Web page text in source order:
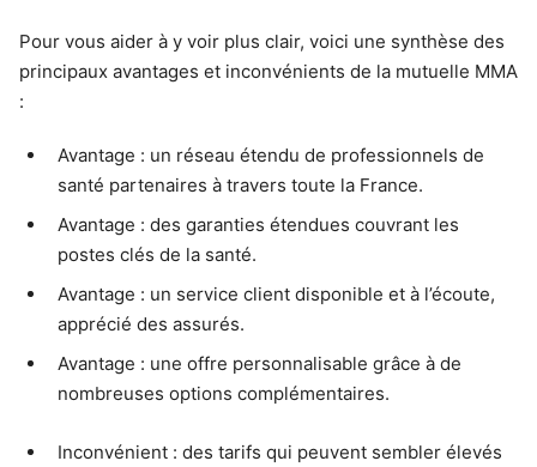
Pour vous aider à y voir plus clair, voici une synthèse des
principaux avantages et inconvénients de la mutuelle MMA
:
Avantage : un réseau étendu de professionnels de
santé partenaires à travers toute la France.
Avantage : des garanties étendues couvrant les
postes clés de la santé.
Avantage : un service client disponible et à l’écoute,
apprécié des assurés.
Avantage : une offre personnalisable grâce à de
nombreuses options complémentaires.
Inconvénient : des tarifs qui peuvent sembler élevés